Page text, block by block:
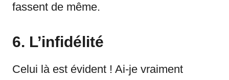
fassent de même.
6. L’infidélité
Celui là est évident ! Ai-je vraiment